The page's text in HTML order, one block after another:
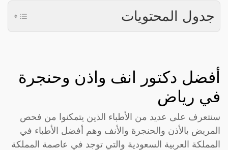
جدول المحتويات
أفضل دكتور انف واذن وحنجرة
في رياض
سنتعرف على عديد من الأطباء الذين يتمكنوا من فحص
المريض بالأذن والحنجرة والأنف وهم أفضل الأطباء في
المملكة العربية السعودية والتي توجد في عاصمة المملكة